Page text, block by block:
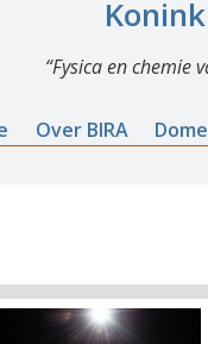
Fysica en chemie
Over BIRA